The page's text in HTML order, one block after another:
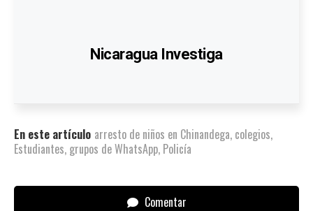
Nicaragua Investiga
En este artículo arresto de niños en Chinandega, colegios,
Estudiantes, grupos de WhatsApp, Policía
Comentar